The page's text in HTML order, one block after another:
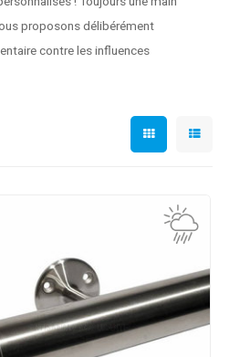
proposons délibérément
contre les influences